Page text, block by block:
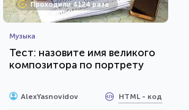
Проходили 4124 раза
Музыка
Тест: назовите имя великого
композитора по портрету
AlexYasnovidov HTML - код